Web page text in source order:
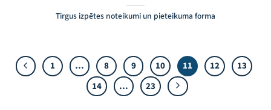
Tirgus izpētes noteikumi un pieteikuma forma
1 … 8 9 10 11 12
13
14
… 23